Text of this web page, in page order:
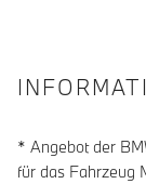
* Angebot der
für das Fahrzeug